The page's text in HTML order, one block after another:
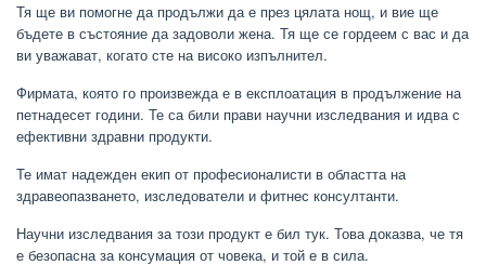
Тя ще ви помогне да продължи да е през цялата нощ, и вие ще
бъдете в състояние да задоволи жена. Тя ще се гордеем с вас и да
ви уважават, когато сте на високо изпълнител.
Фирмата, която го произвежда е в експлоатация в продължение на
петнадесет години. Те са били прави научни изследвания и идва с
ефективни здравни продукти.
Те имат надежден екип от професионалисти в областта на
здравеопазването, изследователи и фитнес консултанти.
Научни изследвания за този продукт е бил тук. Това доказва, че тя
е безопасна за консумация от човека, и той е в сила.